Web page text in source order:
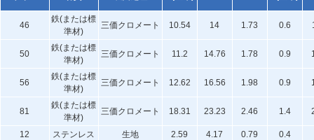
46
鉄(または標
準材)
三価クロメート 10.54 14 1.73 0.6
50
鉄(または標
準材)
三価クロメート 11.2 14.76 1.78 0.9
56
鉄(または標
準材)
三価クロメート 12.62 16.56 1.98 0.9
81
鉄(または標
準材)
三価クロメート 18.31 23.23 2.46 1.4
12 ステンレス 生地 2.59 4.17 0.79
0.4